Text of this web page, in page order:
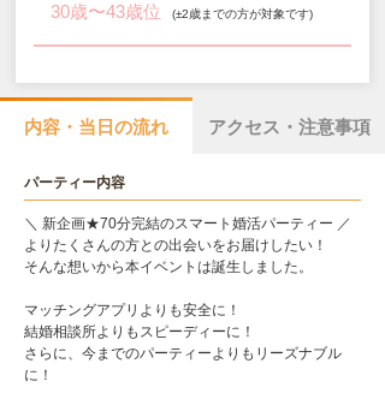
30歳〜43歳位 (±2歳までの方が対象です)
内容・当日の流れ アクセス・注意事項
パーティー内容
＼ 新企画★70分完結のスマート婚活パーティー ／
よりたくさんの方との出会いをお届けしたい！
そんな想いから本イベントは誕生しました。
マッチングアプリよりも安全に！
結婚相談所よりもスピーディーに！
さらに、今までのパーティーよりもリーズナブル
に！